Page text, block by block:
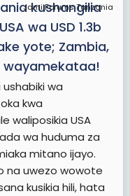
JamiiForums Tanzania
kushangilia
wa USD 1.3b
yote; Zambia,
wayamekataa!
ushabiki wa
kwa
waliposikia USA
wa huduma za
mitano ijayo.
na uwezo wowote
kusikia hili, hata